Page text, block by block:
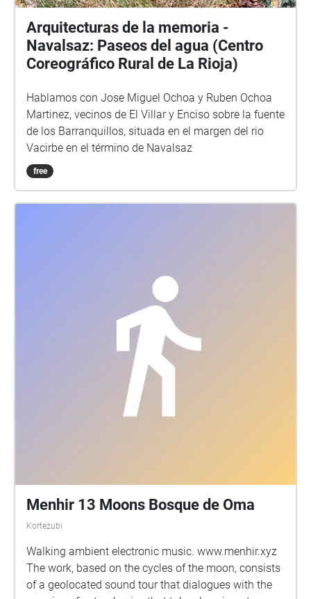
Arquitecturas de la memoria -
Navalsaz: Paseos del agua (Centro
Coreográfico Rural de La Rioja)
Hablamos con Jose Miguel Ochoa y Ruben Ochoa
Martinez, vecinos de El Villar y Enciso sobre la fuente
de los Barranquillos, situada en el margen del rio
Vacirbe en el término de Navalsaz
free
Menhir 13 Moons Bosque de Oma
Kortezubi
Walking ambient electronic music. www.menhir.xyz
The work, based on the cycles of the moon, consists
of a geolocated sound tour that dialogues with the